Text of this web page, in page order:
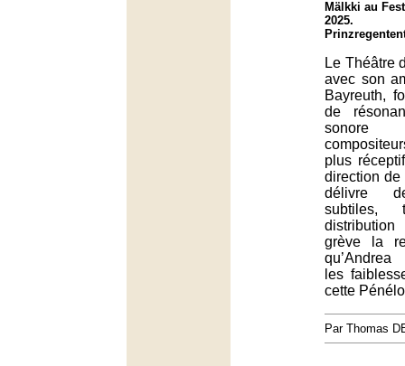
Mälkki au
2025.
Le Théâtre
avec son
Bayreuth,
de
sonore
plus
direction de
délivre
subtiles,
grève la
qu’Andrea
les
cette
Par Thomas